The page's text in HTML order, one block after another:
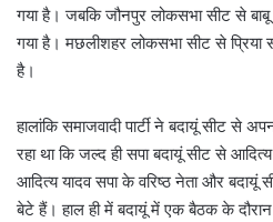
गया है। जबकि जौनपुर लोकसभा सीट से बाबू
गया है। मछलीशहर लोकसभा सीट से प्रिया
है।
हालांकि समाजवादी पार्टी ने बदायूं सीट से
रहा था कि जल्द ही सपा बदायूं सीट से
आदित्य यादव सपा के वरिष्ठ नेता और बदायूं
बेटे हैं। हाल ही में बदायूं में एक बैठक के